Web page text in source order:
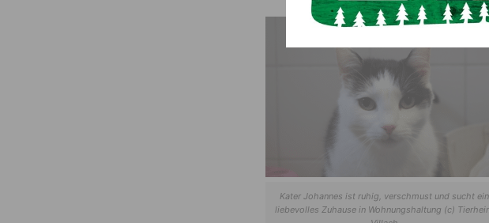
Kater Johannes ist ruhig, verschmust und sucht ein
liebevolles Zuhause in Wohnungshaltung (c)